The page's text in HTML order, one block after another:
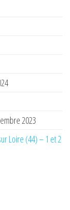
2023
Loire (44) – 1 et 2